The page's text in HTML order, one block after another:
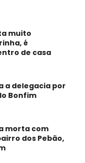
muito
é
de casa
a delegacia por
Bonfim
morta com
dos Pebão,